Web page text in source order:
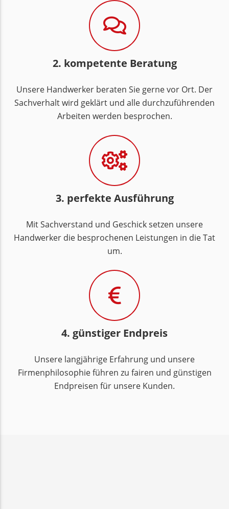
2. kompetente Beratung
Unsere Handwerker beraten Sie gerne vor Ort. Der
Sachverhalt wird geklärt und alle durchzuführenden
Arbeiten werden besprochen.
3. perfekte Ausführung
Mit Sachverstand und Geschick setzen unsere
Handwerker die besprochenen Leistungen in die Tat
um.
4. günstiger Endpreis
Unsere langjährige Erfahrung und unsere
Firmenphilosophie führen zu fairen und günstigen
Endpreisen für unsere Kunden.